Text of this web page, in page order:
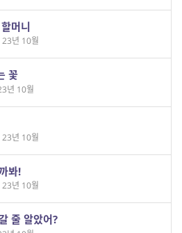
머니
23년 10월
꽃
년 10월
23년 10월
봐!
23년 10월
줄 알았어?